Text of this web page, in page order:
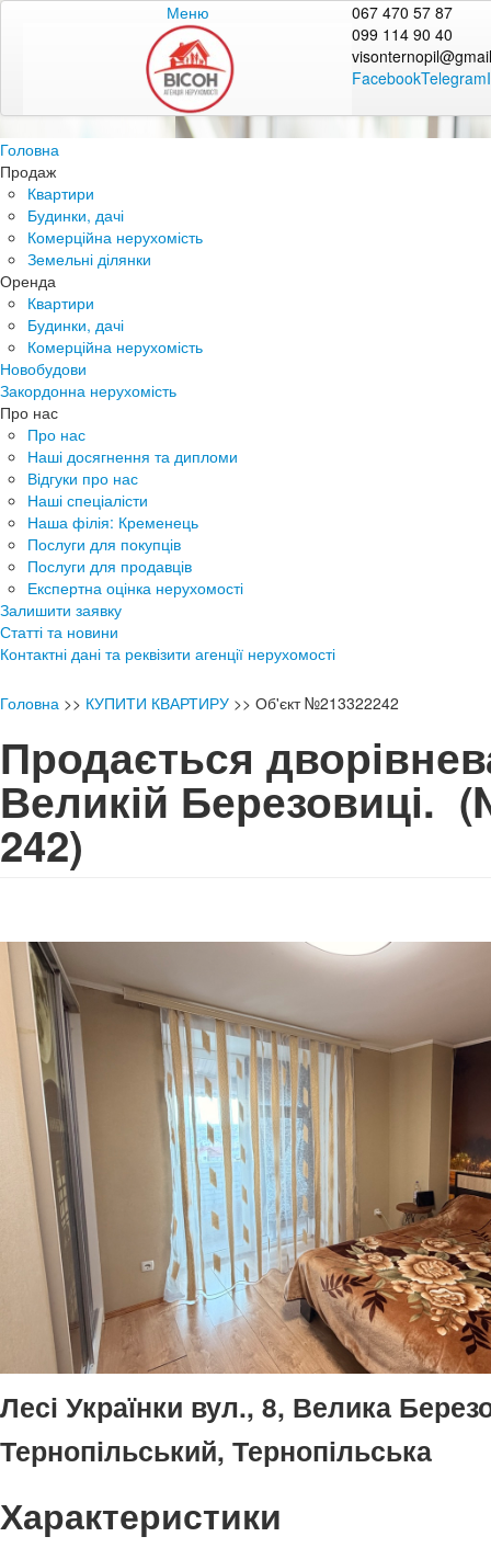
Меню
067 470 57 87
099 114 90 40
FacebookTelegram
Головна
Продаж
Квартири
Будинки, дачі
Комерційна нерухомість
Земельні ділянки
Оренда
Квартири
Будинки, дачі
Комерційна нерухомість
Новобудови
Закордонна нерухомість
Про нас
Про нас
Наші досягнення та дипломи
Відгуки про нас
Наші спеціалісти
Наша філія: Кременець
Послуги для покупців
Послуги для продавців
Експертна оцінка нерухомості
Залишити заявку
Статті та новини
Контактні дані та реквізити агенції нерухомості
Головна >> КУПИТИ КВАРТИРУ >> Об'єкт №213322242
Продається
Великій Березовиці.
242)
Лесі Українки вул., 8, Велика
Тернопільський, Тернопільська
Характеристики